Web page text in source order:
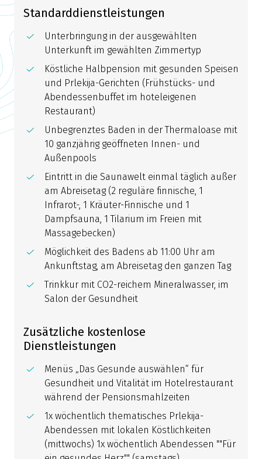
Standarddienstleistungen
Unterbringung in der ausgewählten
Unterkunft im gewählten Zimmertyp
Köstliche Halbpension mit gesunden Speisen
und Prlekija-Gerichten (Frühstücks- und
Abendessenbuffet im hoteleigenen
Restaurant)
Unbegrenztes Baden in der Thermaloase mit
10 ganzjährig geöffneten Innen- und
Außenpools
Eintritt in die Saunawelt einmal täglich außer
am Abreisetag (2 reguläre finnische, 1
Infrarot-, 1 Kräuter-Finnische und 1
Dampfsauna, 1 Tilarium im Freien mit
Massagebecken)
Möglichkeit des Badens ab 11:00 Uhr am
Ankunftstag, am Abreisetag den ganzen Tag
Trinkkur mit CO2-reichem Mineralwasser, im
Salon der Gesundheit
Zusätzliche kostenlose
Dienstleistungen
Menüs „Das Gesunde auswählen“ für
Gesundheit und Vitalität im Hotelrestaurant
während der Pensionsmahlzeiten
1x wöchentlich thematisches Prlekija-
Abendessen mit lokalen Köstlichkeiten
(mittwochs) 1x wöchentlich Abendessen ""Für